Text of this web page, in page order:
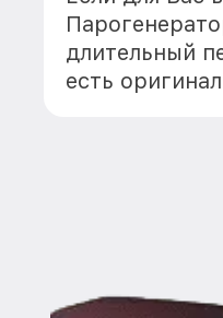
длительный
есть